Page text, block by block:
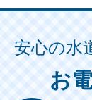
安心の水
お